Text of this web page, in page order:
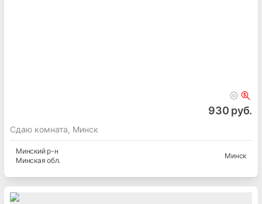
930 руб.
Сдаю комната, Минск
Минскийр-н
Минская обл.
Минск